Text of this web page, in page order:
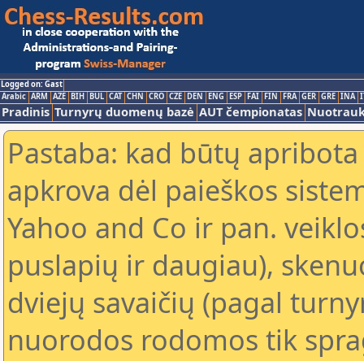
Logged on: Gast
Arabic ARM AZE BIH BUL CAT CHN CRO CZE DEN ENG ESP FAI FIN FRA GER GRE INA
Pradinis Turnyrų duomenų bazė AUT čempionatas
Pastaba: kad būtų
apkrova dėl paieškos
Yahoo and Co ir pan.
puslapių ir daugiau),
dviejų savaičių (pagal
nuorodos rodomos tik